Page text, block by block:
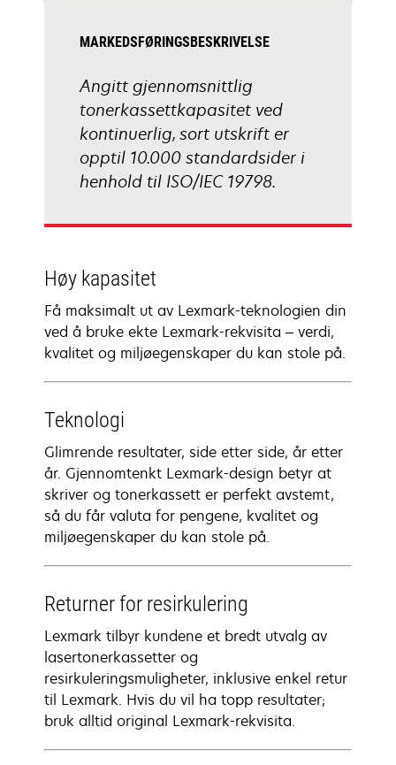
MARKEDSFØRINGSBESKRIVELSE
Angitt gjennomsnittlig
tonerkassettkapasitet ved
kontinuerlig, sort utskrift er
opptil 10.000 standardsider i
henhold til ISO/IEC 19798.
Høy kapasitet
Få maksimalt ut av Lexmark-teknologien din
ved å bruke ekte Lexmark-rekvisita – verdi,
kvalitet og miljøegenskaper du kan stole på.
Teknologi
Glimrende resultater, side etter side, år etter
år. Gjennomtenkt Lexmark-design betyr at
skriver og tonerkassett er perfekt avstemt,
så du får valuta for pengene, kvalitet og
miljøegenskaper du kan stole på.
Returner for resirkulering
Lexmark tilbyr kundene et bredt utvalg av
lasertonerkassetter og
resirkuleringsmuligheter, inklusive enkel retur
til Lexmark. Hvis du vil ha topp resultater;
bruk alltid original Lexmark-rekvisita.